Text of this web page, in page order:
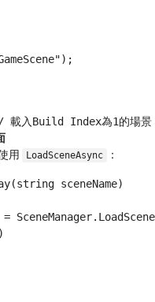
用
LoadSceneAsync ：
sceneName)